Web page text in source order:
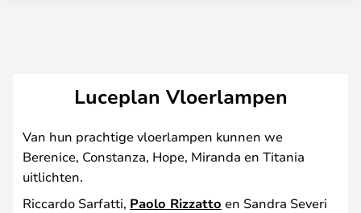
Luceplan Vloerlampen
Van hun prachtige vloerlampen kunnen we
Berenice, Constanza, Hope, Miranda en Titania
uitlichten.
Riccardo Sarfatti, Paolo Rizzatto en Sandra Severi